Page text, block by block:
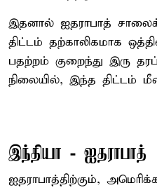
இதனால் ஐதராபாத்
திட்டம் தற்காலிகமாக
பதற்றம் குறைந்து இரு
நிலையில், இந்த திட்டம்
இந்தியா - ஐதராபாத்
ஐதராபாத்திற்கும்,